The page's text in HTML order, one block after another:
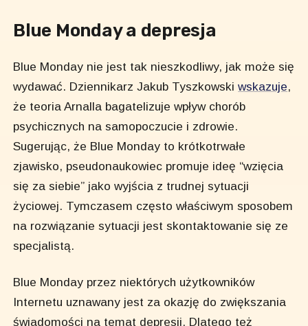
Blue Monday a depresja
Blue Monday nie jest tak nieszkodliwy, jak może się
wydawać. Dziennikarz Jakub Tyszkowskiwskazuje,
że teoria Arnalla bagatelizuje wpływ chorób
psychicznych na samopoczucie i zdrowie.
Sugerując, że Blue Monday to krótkotrwałe
zjawisko, pseudonaukowiec promuje ideę “wzięcia
się za siebie” jako wyjścia z trudnej sytuacji
życiowej. Tymczasem często właściwym sposobem
na rozwiązanie sytuacji jest skontaktowanie się ze
specjalistą.
Blue Monday przez niektórych użytkowników
Internetu uznawany jest za okazję do zwiększania
świadomości na temat depresji. Dlatego też